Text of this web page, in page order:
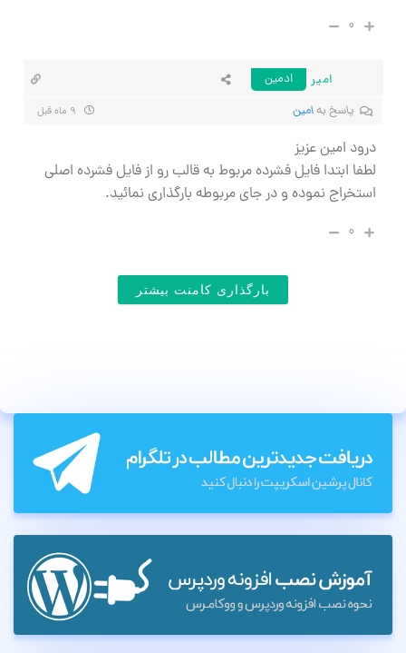
۰
امیر
ادمین
پاسخ بهامین
درود امین عزیز
لطفا ابتدا فایل فشرده مربوط به قالب رو از فایل فشرده اصلی
استخراج نموده و در جای مربوطه بارگذاری نمائید.
۰
بارگذاری کامنت بیشتر